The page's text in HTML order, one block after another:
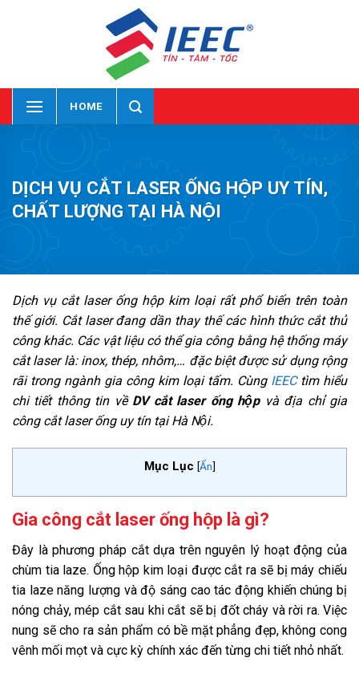
HOME
DỊCH VỤ CẮT LASER ỐNG HỘP UY TÍN,
CHẤT LƯỢNG TẠI HÀ NỘI
Dịch vụ cắt laser ống hộp kim loại rất phổ biến trên toàn
thế giới. Cắt laser đang dần thay thế các hình thức cắt thủ
công khác. Các vật liệu có thể gia công bằng hệ thống máy
cắt laser là: inox, thép, nhôm,… đặc biệt được sử dụng rộng
rãi trong ngành gia công kim loại tấm. Cùng IEECtìm hiểu
chi tiết thông tin về DV cắt laser ống hộpvà địa chỉ gia
công cắt laser ống uy tín tại Hà Nội.
Mục Lục [Ẩn]
Gia công cắt laser ống hộp là gì?
Đây là phương pháp cắt dựa trên nguyên lý hoạt động của
chùm tia laze. Ống hộp kim loại được cắt ra sẽ bị máy chiếu
tia laze năng lượng và độ sáng cao tác động khiến chúng bị
nóng chảy, mép cắt sau khi cắt sẽ bị đốt cháy và rời ra. Việc
nung sẽ cho ra sản phẩm có bề mặt phẳng đẹp, không cong
vênh mối mọt và cực kỳ chính xác đến từng chi tiết nhỏ nhất.